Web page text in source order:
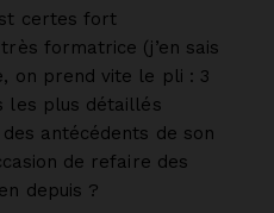
certes fort
formatrice (j’en sais
on prend vite le pli : 3
les plus détaillés
antécédents de son
de refaire des
depuis ?